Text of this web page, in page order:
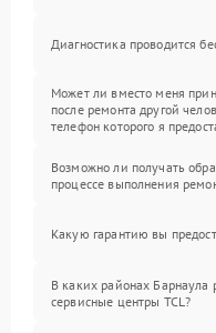
Диагностика проводится
Может ли вместо меня
после ремонта другой
телефон которого я
Возможно ли получать
процессе выполнения
Какую гарантию вы
В каких районах Барнаула
сервисные центры TCL?